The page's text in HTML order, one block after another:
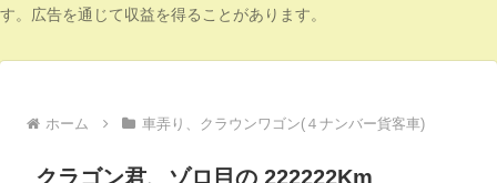
す。広告を通じて収益を得ることがあります。
ホーム 車弄り、クラウンワゴン(４ナンバー貨客車)
クラゴン君、ゾロ目の 222222Km